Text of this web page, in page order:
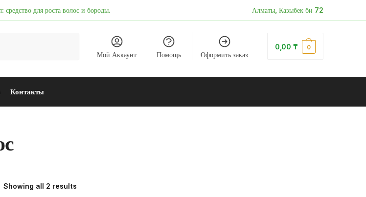
для роста волос и бороды. Алматы, Казыбек би 72
Мой Аккаунт Помощь Оформить заказ
0,00₸ 0
Контакты
Showing all 2 results